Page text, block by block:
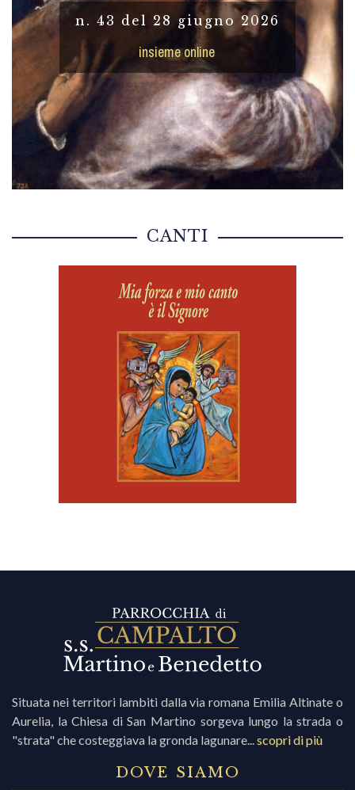
n. 43 del 28 giugno 2026
insieme online
CANTI
Situata nei territori lambiti dalla via romana Emilia Altinate o
Aurelia, la Chiesa di San Martino sorgeva lungo la strada o
"strata" che costeggiava la gronda lagunare...scopri di più
DOVE SIAMO